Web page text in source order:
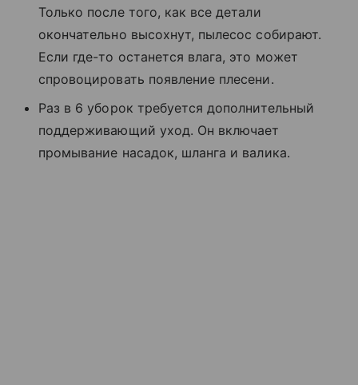
Только после того, как все детали
окончательно высохнут, пылесос собирают.
Если где-то останется влага, это может
спровоцировать появление плесени.
Раз в 6 уборок требуется дополнительный
поддерживающий уход. Он включает
промывание насадок, шланга и валика.